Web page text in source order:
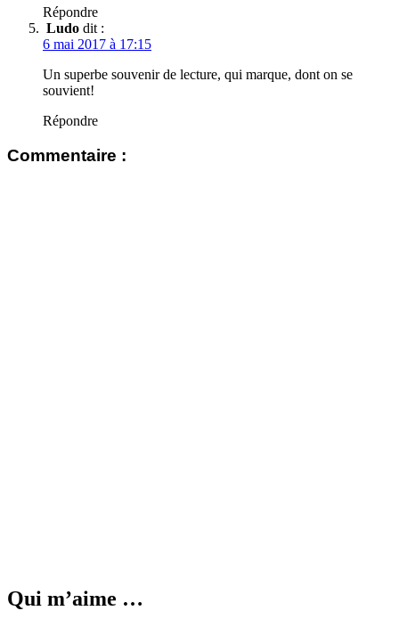
Répondre
Ludo dit :
6 mai 2017 à 17:15
Un superbe souvenir de lecture, qui marque, dont on se
souvient!
Répondre
Commentaire :
Qui m’aime …